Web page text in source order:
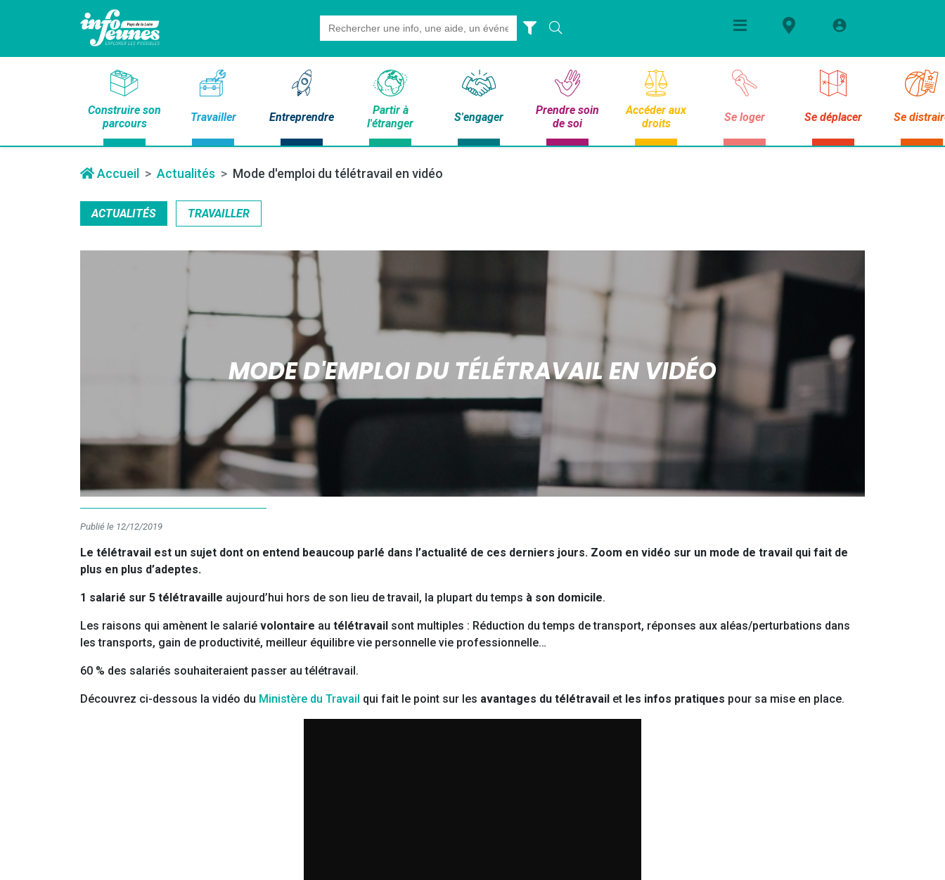
Search
for:
Construire son
parcours
Travailler Entreprendre
Partir à
l'étranger
S'engager
Prendre soin
de soi
Accéder aux
droits
Se loger Se déplacer Se
Accueil Actualités Mode d'emploi du télétravail en vidéo
ACTUALITÉS TRAVAILLER
MODE D'EMPLOI DU TÉLÉTRAVAIL EN VIDÉO
Publié le 12/12/2019
Le télétravail est un sujet dont on entend beaucoup parlé dans l’actualité de ces derniers jours. Zoom en vidéo sur un mode de travail qui fait de
plus en plus d’adeptes.
1 salarié sur 5 télétravaille aujourd’hui hors de son lieu de travail, la plupart du temps à son domicile.
Les raisons qui amènent le salarié volontaire au télétravail sont multiples : Réduction du temps de transport, réponses aux aléas/perturbations dans
les transports, gain de productivité, meilleur équilibre vie personnelle vie professionnelle…
60 % des salariés souhaiteraient passer au télétravail.
Découvrez ci-dessous la vidéo du Ministère du Travail qui fait le point sur les avantages du télétravail et les infos pratiques pour sa mise en place.